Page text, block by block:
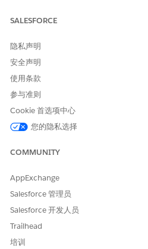
的审计跟踪。您也可以强制为每
设置开单，以从负发票行自动创
算未偿发票余额，并配置贷项是
设置开单争议管理
使用开单争议管理，跟踪并解决
关的争议。
为集合设置编排 Dunning
整个生命周期。
在标题级别捕获税
在发票和贷项通知单的发票标题
设置发票风险得分以预测发票的
发票的风险分数预测未处理发票
性。该分数根据模式和信号（例
偿余额、客户付款趋势、争议历
SALESFORCE
隐私声明
安全声明
使用条款
参与准则
Cookie 首选项中心
您的隐私选择
COMMUNITY
AppExchange
Salesforce 管理员
Salesforce 开发人员
Trailhead
培训